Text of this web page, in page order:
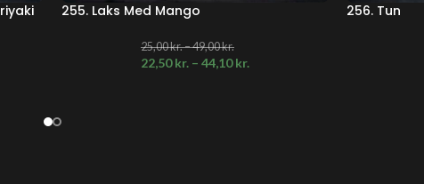
255. Laks Med Mango
25,00kr.–49,00kr.
22,50kr. – 44,10kr.
256. Tun